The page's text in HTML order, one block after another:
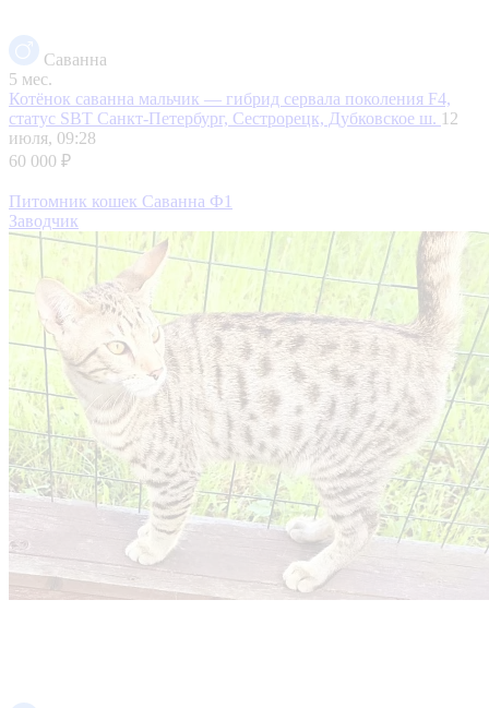
Саванна
5 мес.
Котёнок саванна мальчик — гибрид сервала поколения F4,
статус SBT Санкт-Петербург, Сестрорецк, Дубковское ш. 12
июля, 09:28
60 000 ₽
Питомник кошек Саванна Ф1
Заводчик